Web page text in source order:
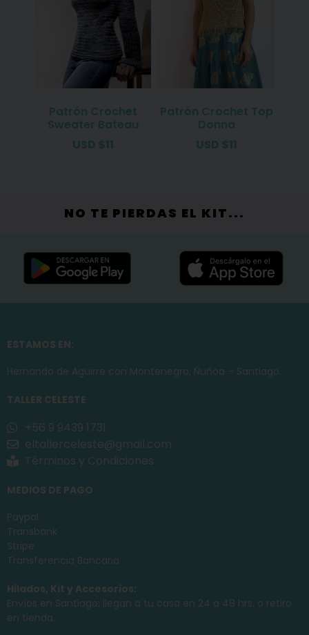
Patrón Crochet
Sweater Bateau
USD $11
Patrón Crochet Top
Donna
USD $11
NO TE PIERDAS EL KIT...
ESTAMOS EN:
Hernando de Aguirre con Montenegro, Ñuñoa – Santiago.
TALLER CELESTE
+56 9 9439 1731
eltallerceleste@gmail.com
Términos y Condiciones
MEDIOS DE PAGO
Paypal
Transbank
Stripe
Transferencia Bancaria
Hilados, Kit y Accesorios:
Envíos en Santiago: llegan a tu casa en 24 a 48 hrs. o retiro
en tienda.